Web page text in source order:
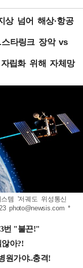
넘어 해상·항공
타링크 장악 vs
립화 위해 자체망
템 '저궤도 위성통신
photo@newsis.com *